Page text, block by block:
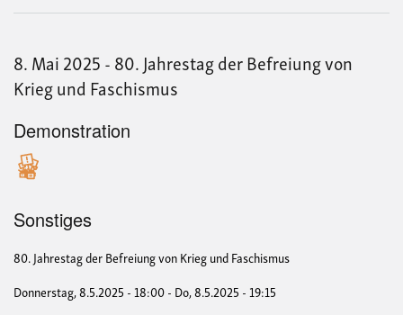
8. Mai 2025 - 80. Jahrestag der Befreiung von
Krieg und Faschismus
Demonstration
Sonstiges
80. Jahrestag der Befreiung von Krieg und Faschismus
Donnerstag, 8.5.2025 - 18:00 - Do, 8.5.2025 - 19:15